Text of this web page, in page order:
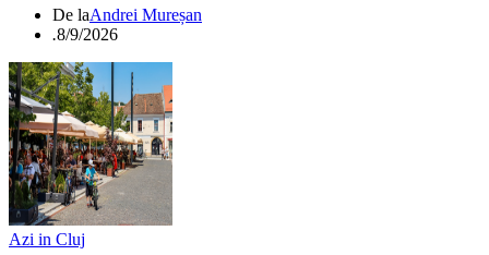
De laAndrei Mureșan
.8/9/2026
Azi in Cluj